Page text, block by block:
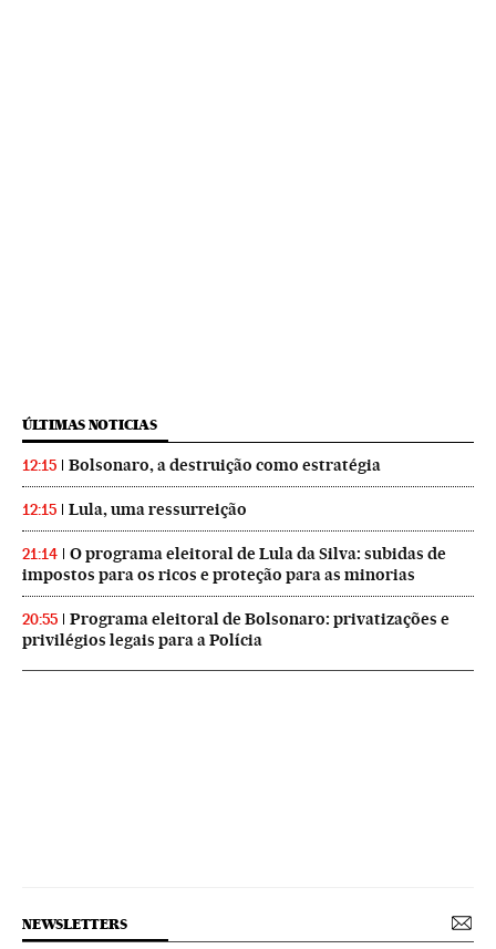
ÚLTIMAS NOTICIAS
12:15 Bolsonaro, a destruição como estratégia
12:15 Lula, uma ressurreição
21:14
O programa eleitoral de Lula da Silva: subidas de
impostos para os ricos e proteção para as minorias
20:55
Programa eleitoral de Bolsonaro: privatizações e
privilégios legais para a Polícia
NEWSLETTERS